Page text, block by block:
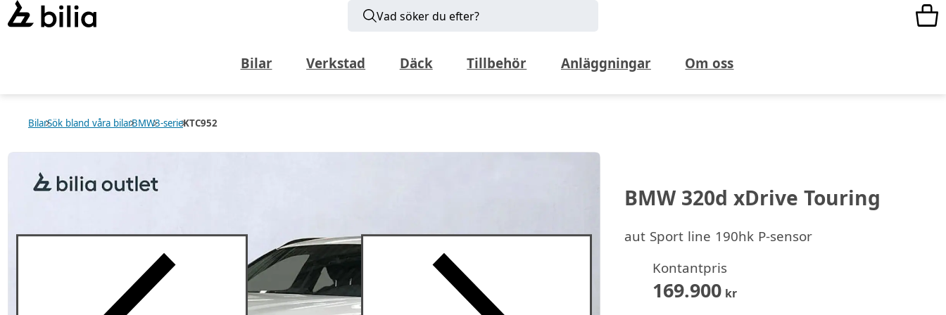
Vad söker du efter?
Bilar Verkstad Däck Tillbehör Anläggningar Om oss
BilarSök bland våra bilarBMW3-serieKTC952
BMW 320d xDrive Touring
aut Sport line 190hk P-sensor
Kontantpris
169.900kr